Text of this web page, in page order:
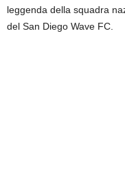
leggenda della squadra
del San Diego Wave FC.